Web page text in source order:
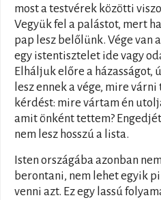
most a testvérek közötti
Vegyük fel a palástot, mert
pap lesz belőlünk. Vége van
egy istentisztelet ide vagy
Elháljuk előre a házasságot,
lesz ennek a vége, mire
kérdést: mire vártam én
amit önként tettem?
nem lesz hosszú a lista.
Isten országába azonban
berontani, nem lehet egyik
venni azt. Ez egy lassú